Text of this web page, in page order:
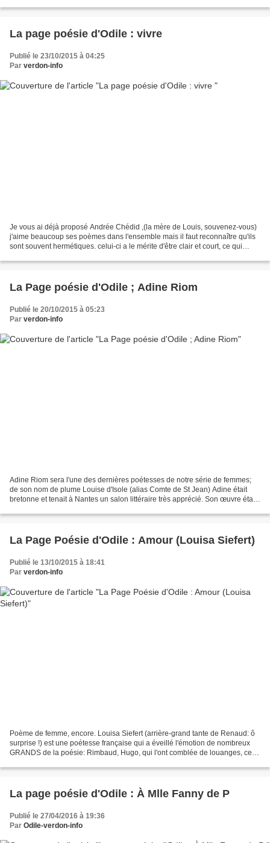
La page poésie d'Odile : vivre
Publié le 23/10/2015 à 04:25
Par verdon-info
Je vous ai déjà proposé Andrée Chédid ,(la mère de Louis, souvenez-vous)
j'aime beaucoup ses poèmes dans l'ensemble mais il faut reconnaître qu'ils
sont souvent hermétiques. celui-ci a le mérite d'être clair et court, ce qui
La Page poésie d'Odile ; Adine Riom
Publié le 20/10/2015 à 05:23
Par verdon-info
Adine Riom sera l'une des dernières poétesses de notre série de femmes;
de son nom de plume Louise d'Isole (alias Comte de St Jean) Adine était
bretonne et tenait à Nantes un salon littéraire très apprécié. Son œuvre étant
La Page Poésie d'Odile : Amour (Louisa Siefert)
Publié le 13/10/2015 à 18:41
Par verdon-info
Poème de femme, encore. Louisa Siefert (arrière-grand tante de Renaud: ô
surprise !) est une poétesse française qui a éveillé l'émotion de nombreux
GRANDS de la poésie: Rimbaud, Hugo, qui l'ont comblée de louanges, ce
La page poésie d'Odile : À Mlle Fanny de P
Publié le 27/04/2016 à 19:36
Par Odile-verdon-info